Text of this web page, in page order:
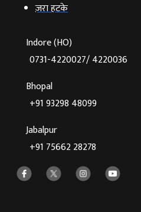
ज़रा हटके
Indore (HO)
0731-4220027/ 4220036
Bhopal
+91 93298 48099
Jabalpur
+91 75662 28278